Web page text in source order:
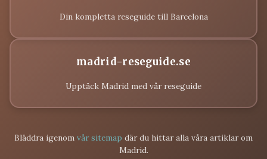
Din kompletta reseguide till Barcelona
madrid-reseguide.se
Upptäck Madrid med vår reseguide
Bläddra igenom vår sitemap där du hittar alla våra artiklar om
Madrid.